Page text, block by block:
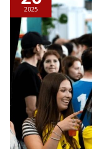
2025
Berlin
2025
Europas
größtes
Cannabis-
Erfolgskurs